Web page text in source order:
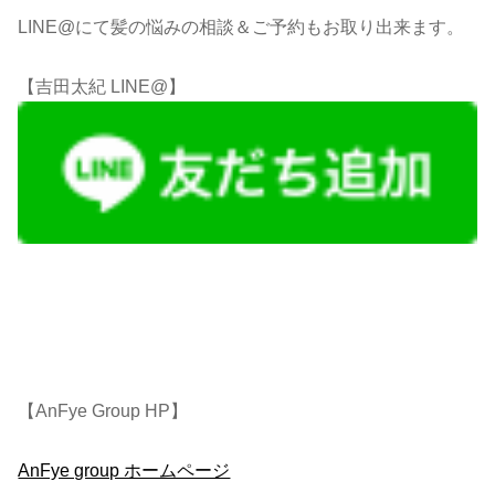
LINE@にて髪の悩みの相談＆ご予約もお取り出来ます。
【吉田太紀 LINE@】
【AnFye Group HP】
AnFye group ホームページ